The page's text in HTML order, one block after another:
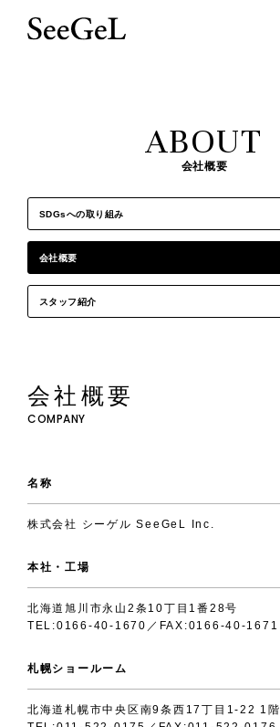
ABOUT
会社概要
SDGsへの取り組み
会社概要
スタッフ紹介
会社概要
COMPANY
名称
株式会社 シーゲル SeeGeL Inc.
本社・工場
北海道旭川市永山2条10丁目1番28号
TEL:0166-40-1670 ／FAX:0166-40-1671
札幌ショールーム
北海道札幌市中央区南9条西17丁目1-22 1階